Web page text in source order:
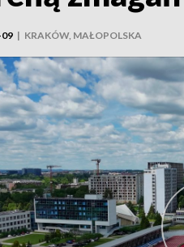
| KRAKÓW, MAŁOPOLSKA